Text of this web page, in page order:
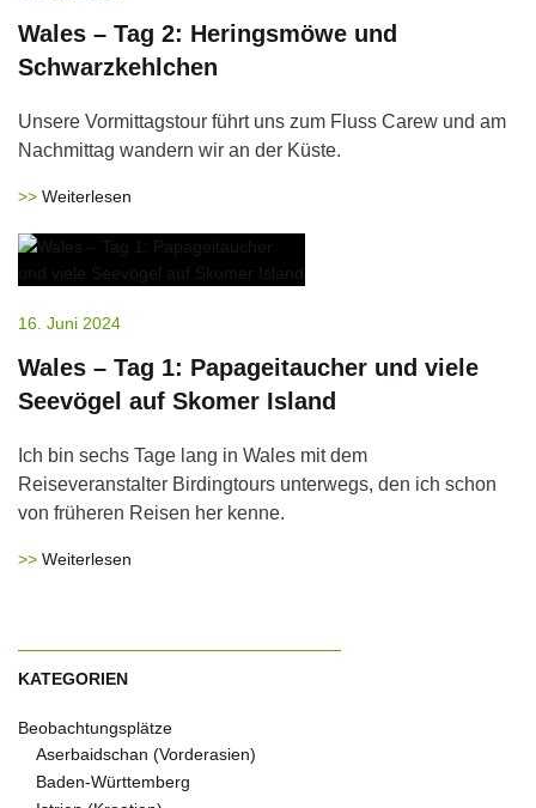
Wales – Tag 2: Heringsmöwe und
Schwarzkehlchen
Unsere Vormittagstour führt uns zum Fluss Carew und am
Nachmittag wandern wir an der Küste.
Weiterlesen
16. Juni 2024
Wales – Tag 1: Papageitaucher und viele
Seevögel auf Skomer Island
Ich bin sechs Tage lang in Wales mit dem
Reiseveranstalter Birdingtours unterwegs, den ich schon
von früheren Reisen her kenne.
Weiterlesen
KATEGORIEN
Beobachtungsplätze
Aserbaidschan (Vorderasien)
Baden-Württemberg